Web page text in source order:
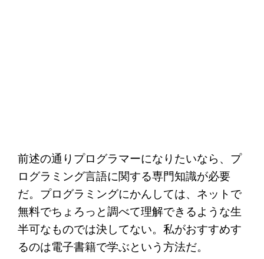
前述の通りプログラマーになりたいなら、プ
ログラミング言語に関する専門知識が必要
だ。プログラミングにかんしては、ネットで
無料でちょろっと調べて理解できるような生
半可なものでは決してない。私がおすすめす
るのは電子書籍で学ぶという方法だ。